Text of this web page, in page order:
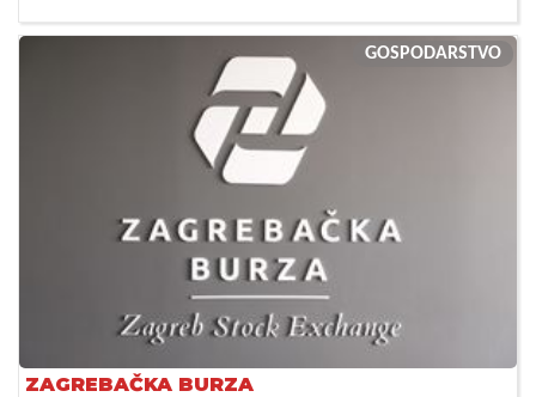
GOSPODARSTVO
ZAGREBAČKA BURZA